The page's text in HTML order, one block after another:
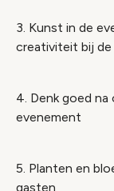
3. Kunst in de
creativiteit bij de
4. Denk goed
evenement
5. Planten en
gasten